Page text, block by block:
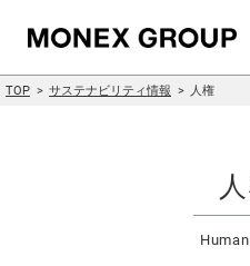
TOP サステナビリティ情報 ⼈権
お問い合